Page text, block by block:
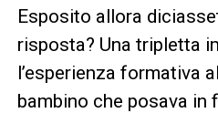
Esposito allora
risposta? Una tripletta
l’esperienza formativa
bambino che posava in